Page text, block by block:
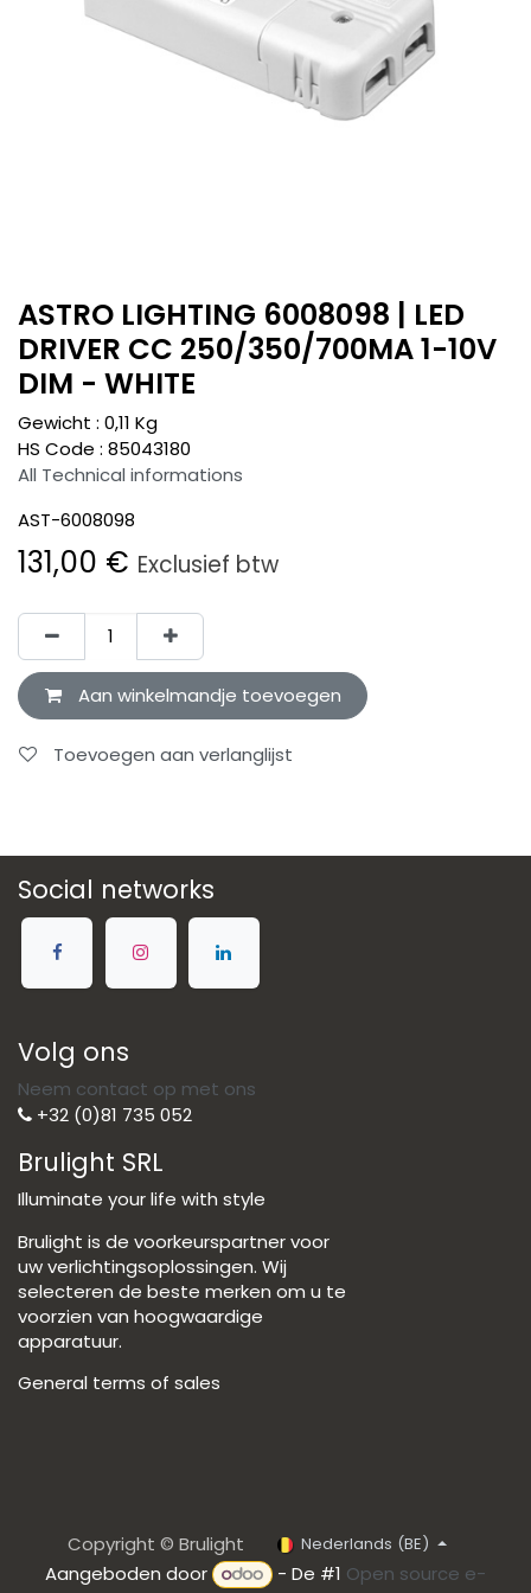
ASTRO LIGHTING 6008098 | LED
DRIVER CC 250/350/700MA 1-10V
DIM - WHITE
Gewicht : 0,11 Kg
HS Code : 85043180
All Technical informations
AST-6008098
131,00 € Exclusief btw
Aan winkelmandje toevoegen
Toevoegen aan verlanglijst
Social networks
Volg ons
Neem contact op met ons
+32 (0)81 735 052
Brulight SRL
Illuminate your life with style
Brulight is de voorkeurspartner voor
uw verlichtingsoplossingen. Wij
selecteren de beste merken om u te
voorzien van hoogwaardige
apparatuur.
General terms of sales
Copyright © Brulight Nederlands (BE)
Aangeboden door - De #1 Open source e-